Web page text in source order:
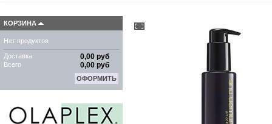
КОРЗИНА
Нет продуктов
Доставка 0,00 руб
Всего 0,00 руб
ОФОРМИТЬ